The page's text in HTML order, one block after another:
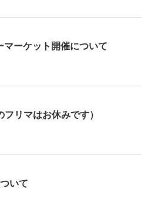
ーケット開催について
リマはお休みです）
いて